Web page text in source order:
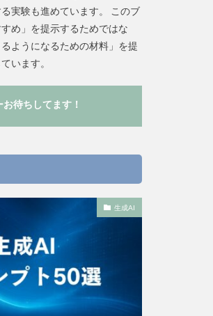
実験も進めています。 このブ
め」を提示するためではな
ようになるための材料」を提
います。
お待ちしてます！
生成AI